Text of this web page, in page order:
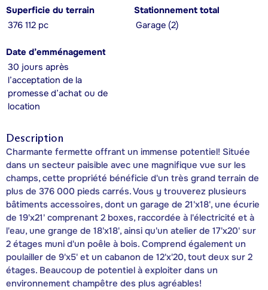
Superficie du terrain
376 112 pc
Stationnement total
Garage (2)
Date d’emménagement
30 jours après
l’acceptation de la
promesse d’achat ou de
location
Description
Charmante fermette offrant un immense potentiel! Située
dans un secteur paisible avec une magnifique vue sur les
champs, cette propriété bénéficie d'un très grand terrain de
plus de 376 000 pieds carrés. Vous y trouverez plusieurs
bâtiments accessoires, dont un garage de 21'x18', une écurie
de 19'x21' comprenant 2 boxes, raccordée à l'électricité et à
l'eau, une grange de 18'x18', ainsi qu'un atelier de 17'x20' sur
2 étages muni d'un poêle à bois. Comprend également un
poulailler de 9'x5' et un cabanon de 12'x'20, tout deux sur 2
étages. Beaucoup de potentiel à exploiter dans un
environnement champêtre des plus agréables!